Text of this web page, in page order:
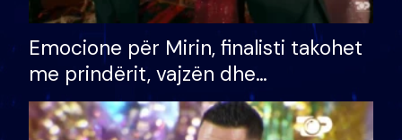
Emocione për Mirin, finalisti takohet
me prindërit, vajzën dhe
bashkëshorten: S’kemi ndonjë letër
divorci apo jo?